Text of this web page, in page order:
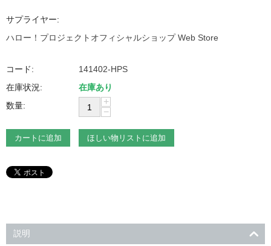
サプライヤー:
ハロー！プロジェクトオフィシャルショップ Web Store
コード:
141402-HPS
在庫状況:
在庫あり
数量:
+
−
カートに追加 ほしい物リストに追加
説明